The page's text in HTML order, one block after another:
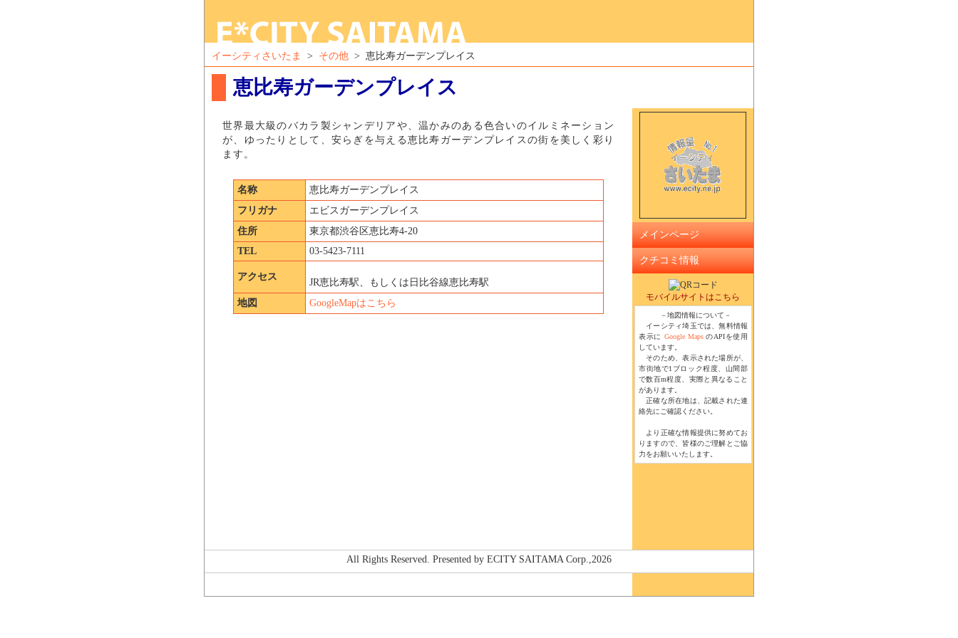
イーシティさいたま > その他 > 恵比寿ガーデンプレイス
恵比寿ガーデンプレイス
世界最大級のバカラ製シャンデリアや、温かみのある色合いのイルミネーション
が、ゆったりとして、安らぎを与える恵比寿ガーデンプレイスの街を美しく彩り
ます。
名称
恵比寿ガーデンプレイス
フリガナ
エビスガーデンプレイス
住所
東京都渋谷区恵比寿4-20
TEL
03-5423-7111
アクセス
JR恵比寿駅、もしくは日比谷線恵比寿駅
地図
GoogleMapはこちら
メインページ
クチコミ情報
モバイルサイトはこちら
－地図情報について－
イーシティ埼玉では、無料情報
表示に Google MapsのAPIを使用
しています。
そのため、表示された場所が、
市街地で1ブロック程度、山間部
で数百m程度、実際と異なること
があります。
正確な所在地は、記載された連
絡先にご確認ください。
より正確な情報提供に努めてお
りますので、皆様のご理解とご協
力をお願いいたします。
All Rights Reserved. Presented by ECITY SAITAMA Corp.,2026